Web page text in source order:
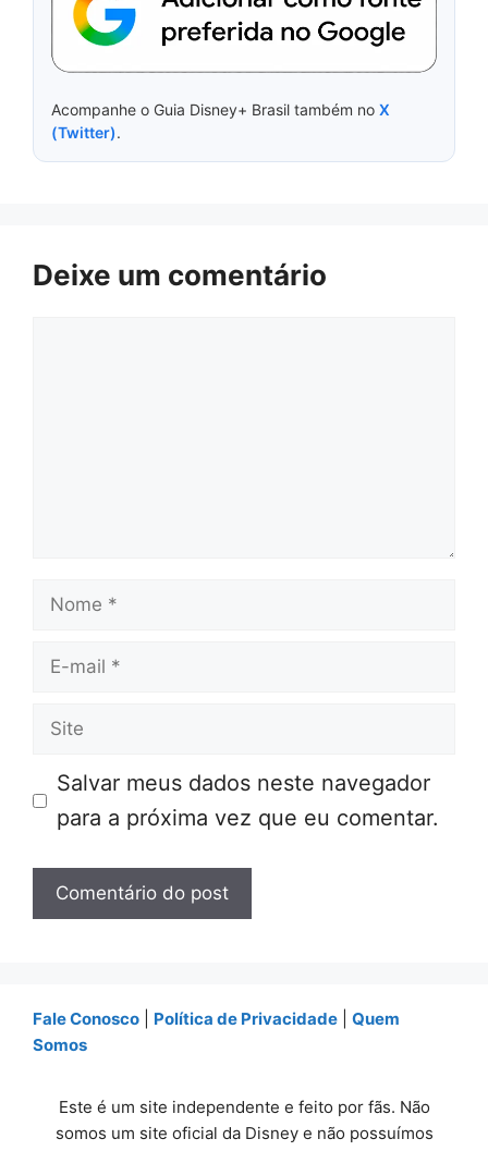
Acompanhe o Guia Disney+ Brasil também no X
(Twitter).
Deixe um comentário
Nome
E-
Site
Salvar meus dados neste navegador
para a próxima vez que eu comentar.
Fale Conosco Política de Privacidade
Quem
Somos
Este é um site independente e feito por fãs. Não
somos um site oficial da Disney e não possuímos